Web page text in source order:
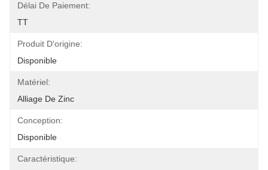
Délai De Paiement:
TT
Produit D'origine:
Disponible
Matériel:
Alliage De Zinc
Conception:
Disponible
Caractéristique: